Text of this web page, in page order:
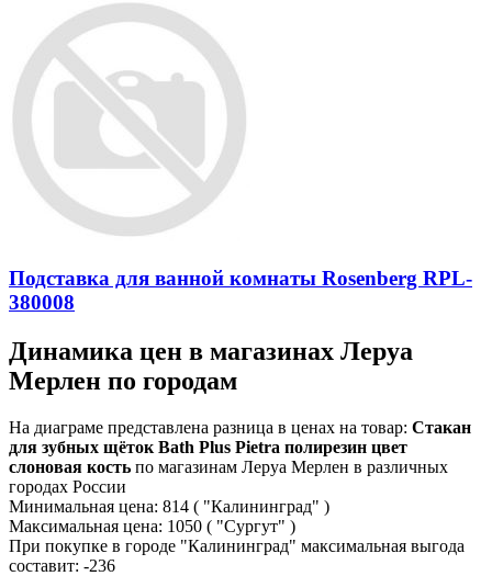
Подставка для ванной комнаты Rosenberg RPL-
380008
Динамика цен в магазинах Леруа
Мерлен по городам
На диаграме представлена разница в ценах на товар: Стакан
для зубных щёток Bath Plus Pietra полирезин цвет
слоновая кость по магазинам Леруа Мерлен в различных
городах России
Минимальная цена: 814 ( "Калининград" )
Максимальная цена: 1050 ( "Сургут" )
При покупке в городе "Калининград" максимальная выгода
составит: -236